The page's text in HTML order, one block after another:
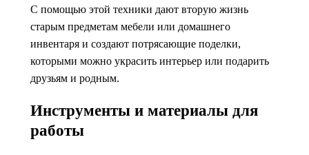
С помощью этой техники дают вторую жизнь
старым предметам мебели или домашнего
инвентаря и создают потрясающие поделки,
которыми можно украсить интерьер или подарить
друзьям и родным.
Инструменты и материалы для
работы